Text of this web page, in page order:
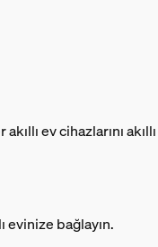
ev cihazlarını
evinize bağlayın.